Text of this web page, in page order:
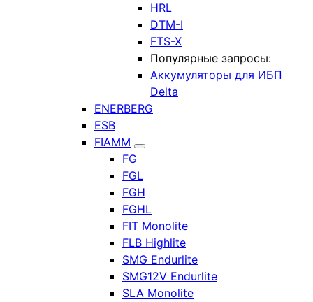
HRL
DTM-I
FTS-X
Популярные запросы:
Аккумуляторы для ИБП
Delta
ENERBERG
ESB
FIAMM
FG
FGL
FGH
FGHL
FIT Monolite
FLB Highlite
SMG Endurlite
SMG12V Endurlite
SLA Monolite